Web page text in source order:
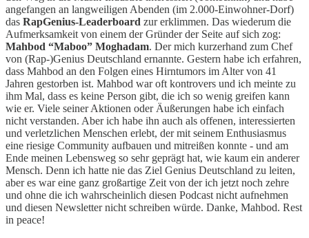
angefangen an langweiligen Abenden (im 2.000-Einwohner-Dorf)
das RapGenius-Leaderboard zur erklimmen. Das wiederum die
Aufmerksamkeit von einem der Gründer der Seite auf sich zog:
Mahbod “Maboo” Moghadam. Der mich kurzerhand zum Chef
von (Rap-)Genius Deutschland ernannte. Gestern habe ich erfahren,
dass Mahbod an den Folgen eines Hirntumors im Alter von 41
Jahren gestorben ist. Mahbod war oft kontrovers und ich meinte zu
ihm Mal, dass es keine Person gibt, die ich so wenig greifen kann
wie er. Viele seiner Aktionen oder Äußerungen habe ich einfach
nicht verstanden. Aber ich habe ihn auch als offenen, interessierten
und verletzlichen Menschen erlebt, der mit seinem Enthusiasmus
eine riesige Community aufbauen und mitreißen konnte - und am
Ende meinen Lebensweg so sehr geprägt hat, wie kaum ein anderer
Mensch. Denn ich hatte nie das Ziel Genius Deutschland zu leiten,
aber es war eine ganz großartige Zeit von der ich jetzt noch zehre
und ohne die ich wahrscheinlich diesen Podcast nicht aufnehmen
und diesen Newsletter nicht schreiben würde. Danke, Mahbod. Rest
in peace!